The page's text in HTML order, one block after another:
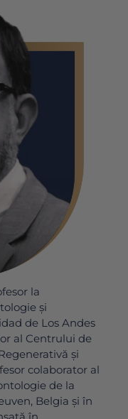
la
și
de Los Andes
al Centrului de
și
colaborator al
de la
Belgia și în
în